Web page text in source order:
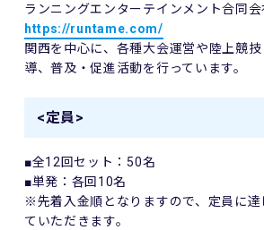
ランニングエンターテインメント合同会
https://runtame.com/
関西を中心に、各種大会運営や陸上競
導、普及・促進活動を行っています。
<定員>
■全12回セット： 50名
■単発：各回 10名
※先着入金順となりますので、定員に達
ていただきます。